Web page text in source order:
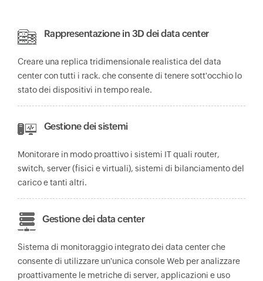
Rappresentazione in 3D dei data center
Creare una replica tridimensionale realistica del data
center con tutti i rack. che consente di tenere sott'occhio lo
stato dei dispositivi in tempo reale.
Gestione dei sistemi
Monitorare in modo proattivo i sistemi IT quali router,
switch, server (fisici e virtuali), sistemi di bilanciamento del
carico e tanti altri.
Gestione dei data center
Sistema di monitoraggio integrato dei data center che
consente di utilizzare un'unica console Web per analizzare
proattivamente le metriche di server, applicazioni e uso